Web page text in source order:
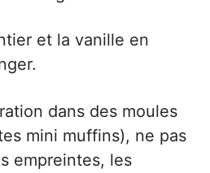
et la vanille en
dans des moules
mini muffins), ne pas
empreintes, les